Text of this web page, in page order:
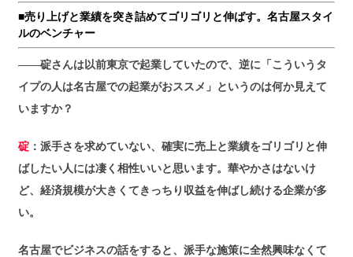
■売り上げと業績を突き詰めてゴリゴリと伸ばす。名古屋スタイ
ルのベンチャー
――碇さんは以前東京で起業していたので、逆に「こういうタ
イプの人は名古屋での起業がおススメ」というのは何か見えて
いますか？
碇 ：派手さを求めていない、確実に売上と業績をゴリゴリと伸
ばしたい人には凄く相性いいと思います。華やかさはないけ
ど、経済規模が大きくてきっちり収益を伸ばし続ける企業が多
い。
名古屋でビジネスの話をすると、派手な施策に全然興味なくて